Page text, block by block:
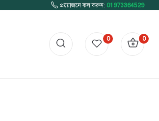
প্রয়োজনে কল করুন: 01973364529
0 0